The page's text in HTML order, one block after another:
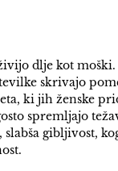
dlje kot
skrivajo
ki jih ženske
spremljajo
slabša gibljivost,